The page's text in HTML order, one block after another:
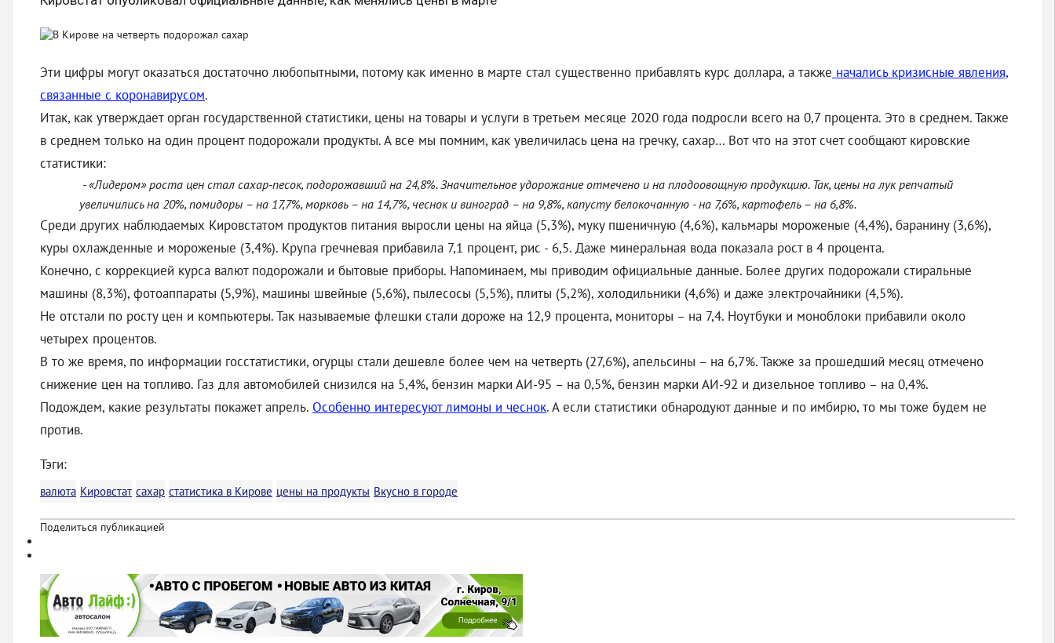
Эти цифры могут оказаться достаточно любопытными, потому как именно в марте стал существенно прибавлять курс доллара, а также начались кризисные явления,
связанные с коронавирусом.
Итак, как утверждает орган государственной статистики, цены на товары и услуги в третьем месяце 2020 года подросли всего на 0,7 процента. Это в среднем. Также
в среднем только на один процент подорожали продукты. А все мы помним, как увеличилась цена на гречку, сахар… Вот что на этот счет сообщают кировские
статистики:
- «Лидером» роста цен стал сахар-песок, подорожавший на 24,8%. Значительное удорожание отмечено и на плодоовощную продукцию. Так, цены на лук репчатый
увеличились на 20%, помидоры – на 17,7%, морковь – на 14,7%, чеснок и виноград – на 9,8%, капусту белокочанную - на 7,6%, картофель – на 6,8%.
Среди других наблюдаемых Кировстатом продуктов питания выросли цены на яйца (5,3%), муку пшеничную (4,6%), кальмары мороженые (4,4%), баранину (3,6%),
куры охлажденные и мороженые (3,4%). Крупа гречневая прибавила 7,1 процент, рис - 6,5. Даже минеральная вода показала рост в 4 процента.
Конечно, с коррекцией курса валют подорожали и бытовые приборы. Напоминаем, мы приводим официальные данные. Более других подорожали стиральные
машины (8,3%), фотоаппараты (5,9%), машины швейные (5,6%), пылесосы (5,5%), плиты (5,2%), холодильники (4,6%) и даже электрочайники (4,5%).
Не отстали по росту цен и компьютеры. Так называемые флешки стали дороже на 12,9 процента, мониторы – на 7,4. Ноутбуки и моноблоки прибавили около
четырех процентов.
В то же время, по информации госстатистики, огурцы стали дешевле более чем на четверть (27,6%), апельсины – на 6,7%. Также за прошедший месяц отмечено
снижение цен на топливо. Газ для автомобилей снизился на 5,4%, бензин марки АИ-95 – на 0,5%, бензин марки АИ-92 и дизельное топливо – на 0,4%.
Подождем, какие результаты покажет апрель. Особенно интересуют лимоны и чеснок. А если статистики обнародуют данные и по имбирю, то мы тоже будем не
против.
Тэги:
валюта Кировстат сахар статистика в Кирове цены на продукты Вкусно в городе
Поделиться публикацией